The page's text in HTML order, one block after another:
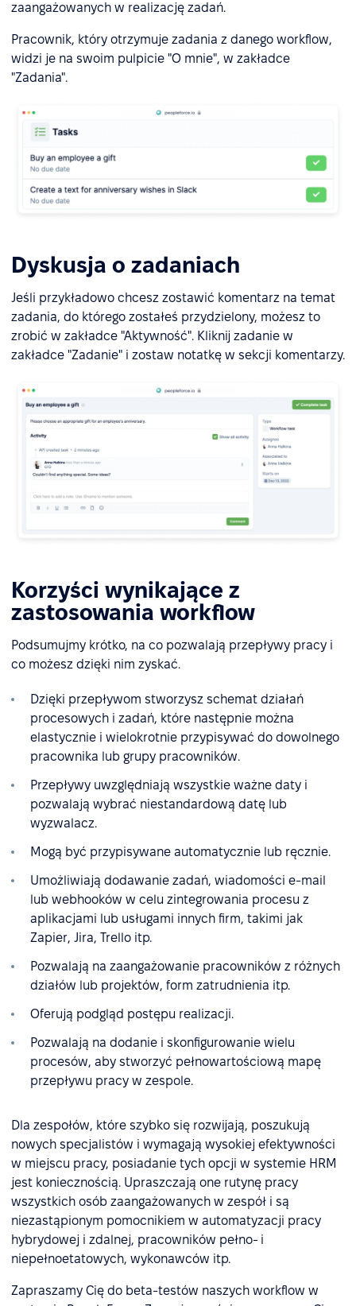
zaangażowanych w realizację zadań.
Pracownik, który otrzymuje zadania z danego workflow,
widzi je na swoim pulpicie "O mnie", w zakładce
"Zadania".
Dyskusja o zadaniach
Jeśli przykładowo chcesz zostawić komentarz na temat
zadania, do którego zostałeś przydzielony, możesz to
zrobić w zakładce "Aktywność". Kliknij zadanie w
zakładce "Zadanie" i zostaw notatkę w sekcji komentarzy.
Korzyści wynikające z
zastosowania workflow
Podsumujmy krótko, na co pozwalają przepływy pracy i
co możesz dzięki nim zyskać.
Dzięki przepływom stworzysz schemat działań
procesowych i zadań, które następnie można
elastycznie i wielokrotnie przypisywać do dowolnego
pracownika lub grupy pracowników.
Przepływy uwzględniają wszystkie ważne daty i
pozwalają wybrać niestandardową datę lub
wyzwalacz.
Mogą być przypisywane automatycznie lub ręcznie.
Umożliwiają dodawanie zadań, wiadomości e-mail
lub webhooków w celu zintegrowania procesu z
aplikacjami lub usługami innych firm, takimi jak
Zapier, Jira, Trello itp.
Pozwalają na zaangażowanie pracowników z różnych
działów lub projektów, form zatrudnienia itp.
Oferują podgląd postępu realizacji.
Pozwalają na dodanie i skonfigurowanie wielu
procesów, aby stworzyć pełnowartościową mapę
przepływu pracy w zespole.
Dla zespołów, które szybko się rozwijają, poszukują
nowych specjalistów i wymagają wysokiej efektywności
w miejscu pracy, posiadanie tych opcji w systemie HRM
jest koniecznością. Upraszczają one rutynę pracy
wszystkich osób zaangażowanych w zespół i są
niezastąpionym pomocnikiem w automatyzacji pracy
hybrydowej i zdalnej, pracowników pełno- i
niepełnoetatowych, wykonawców itp.
Zapraszamy Cię do beta-testów naszych workflow w